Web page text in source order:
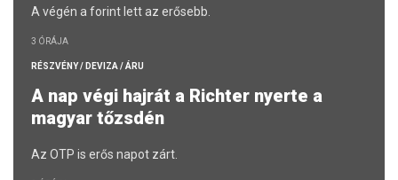
A végén a forint lett az erősebb.
3 ÓRÁJA
RÉSZVÉNY / DEVIZA / ÁRU
A nap végi hajrát a Richter nyerte a
magyar tőzsdén
Az OTP is erős napot zárt.